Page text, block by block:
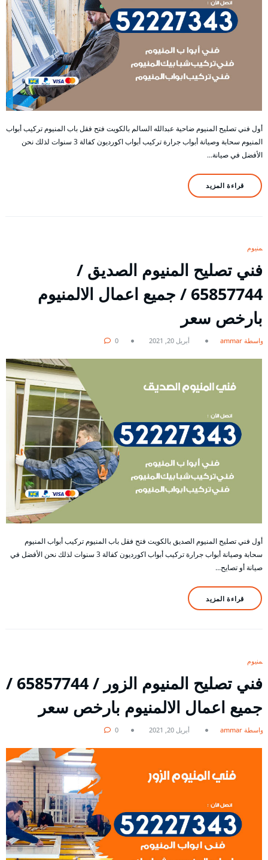
أول فني تصليح المنيوم ضاحية عبدالله السالم بالكويت فتح فقل باب المنيوم تركيب أبواب
المنيوم سحابة وصيانة أبواب جرارة تركيب أبواب اكورديون كفالة 3 سنوات لذلك نحن
الأفضل في صيانة…
قراءة المزيد
المنيوم
فني تصليح المنيوم الصديق /
65857744 / جميع اعمال الالمنيوم
بارخص سعر
بواسطة ammar أبريل 20, 2021 0
أول فني تصليح المنيوم الصديق بالكويت فتح فقل باب المنيوم تركيب أبواب المنيوم
سحابة وصيانة أبواب جرارة تركيب أبواب اكورديون كفالة 3 سنوات لذلك نحن الأفضل في
صيانة أو تصايح…
قراءة المزيد
المنيوم
فني تصليح المنيوم الزور / 65857744 /
جميع اعمال الالمنيوم بارخص سعر
بواسطة ammar أبريل 20, 2021 0